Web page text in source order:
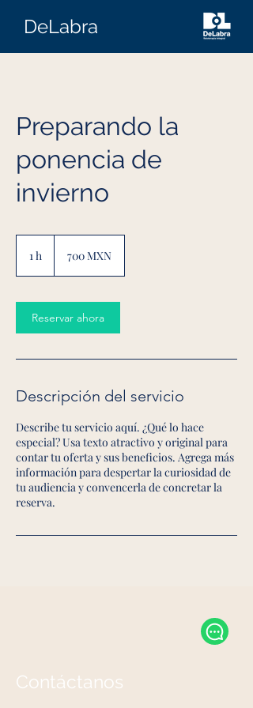
DeLabra
Preparando la
ponencia de
invierno
1 h
mexicanos
700 MXN
Reservar ahora
Descripción del servicio
Describe tu servicio aquí. ¿Qué lo hace
especial? Usa texto atractivo y original para
contar tu oferta y sus beneficios. Agrega más
información para despertar la curiosidad de
tu audiencia y convencerla de concretar la
reserva.
Contáctanos